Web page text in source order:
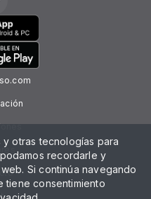
otras tecnologías para
recordarle y
Si continúa navegando
tiene consentimiento